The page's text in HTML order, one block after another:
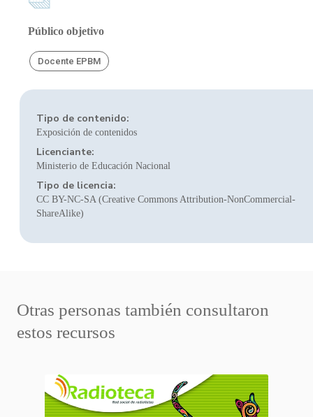
Público objetivo
Docente EPBM
Tipo de contenido:
Exposición de contenidos
Licenciante:
Ministerio de Educación Nacional
Tipo de licencia:
CC BY-NC-SA (Creative Commons Attribution-NonCommercial-
ShareAlike)
Otras personas también consultaron
estos recursos